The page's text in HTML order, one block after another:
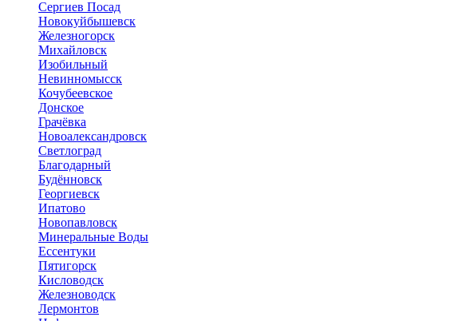
Сергиев Посад
Новокуйбышевск
Железногорск
Михайловск
Изобильный
Невинномысск
Кочубеевское
Донское
Грачёвка
Новоалександровск
Светлоград
Благодарный
Будённовск
Георгиевск
Ипатово
Новопавловск
Минеральные Воды
Ессентуки
Пятигорск
Кисловодск
Железноводск
Лермонтов